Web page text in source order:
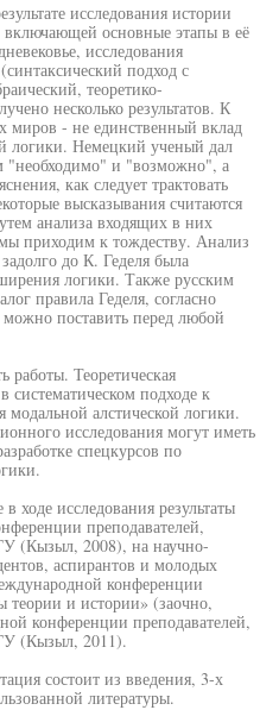
исследования истории
включающей основные этапы в её
исследования
подход с
теоретико-
несколько результатов. К
- не единственный вклад
логики. Немецкий ученый дал
"необходимо" и "возможно", а
как следует трактовать
высказывания считаются
анализа входящих в них
приходим к тождеству. Анализ
до К. Геделя была
логики. Также русским
правила Геделя, согласно
поставить перед любой
работы. Теоретическая
систематическом подходе к
алстической логики.
исследования могут иметь
спецкурсов по
ходе исследования результаты
преподавателей,
(Кызыл, 2008), на научно-
аспирантов и молодых
конференции
теории и истории» (заочно,
конференции преподавателей,
(Кызыл, 2011).
состоит из введения, 3-х
литературы.